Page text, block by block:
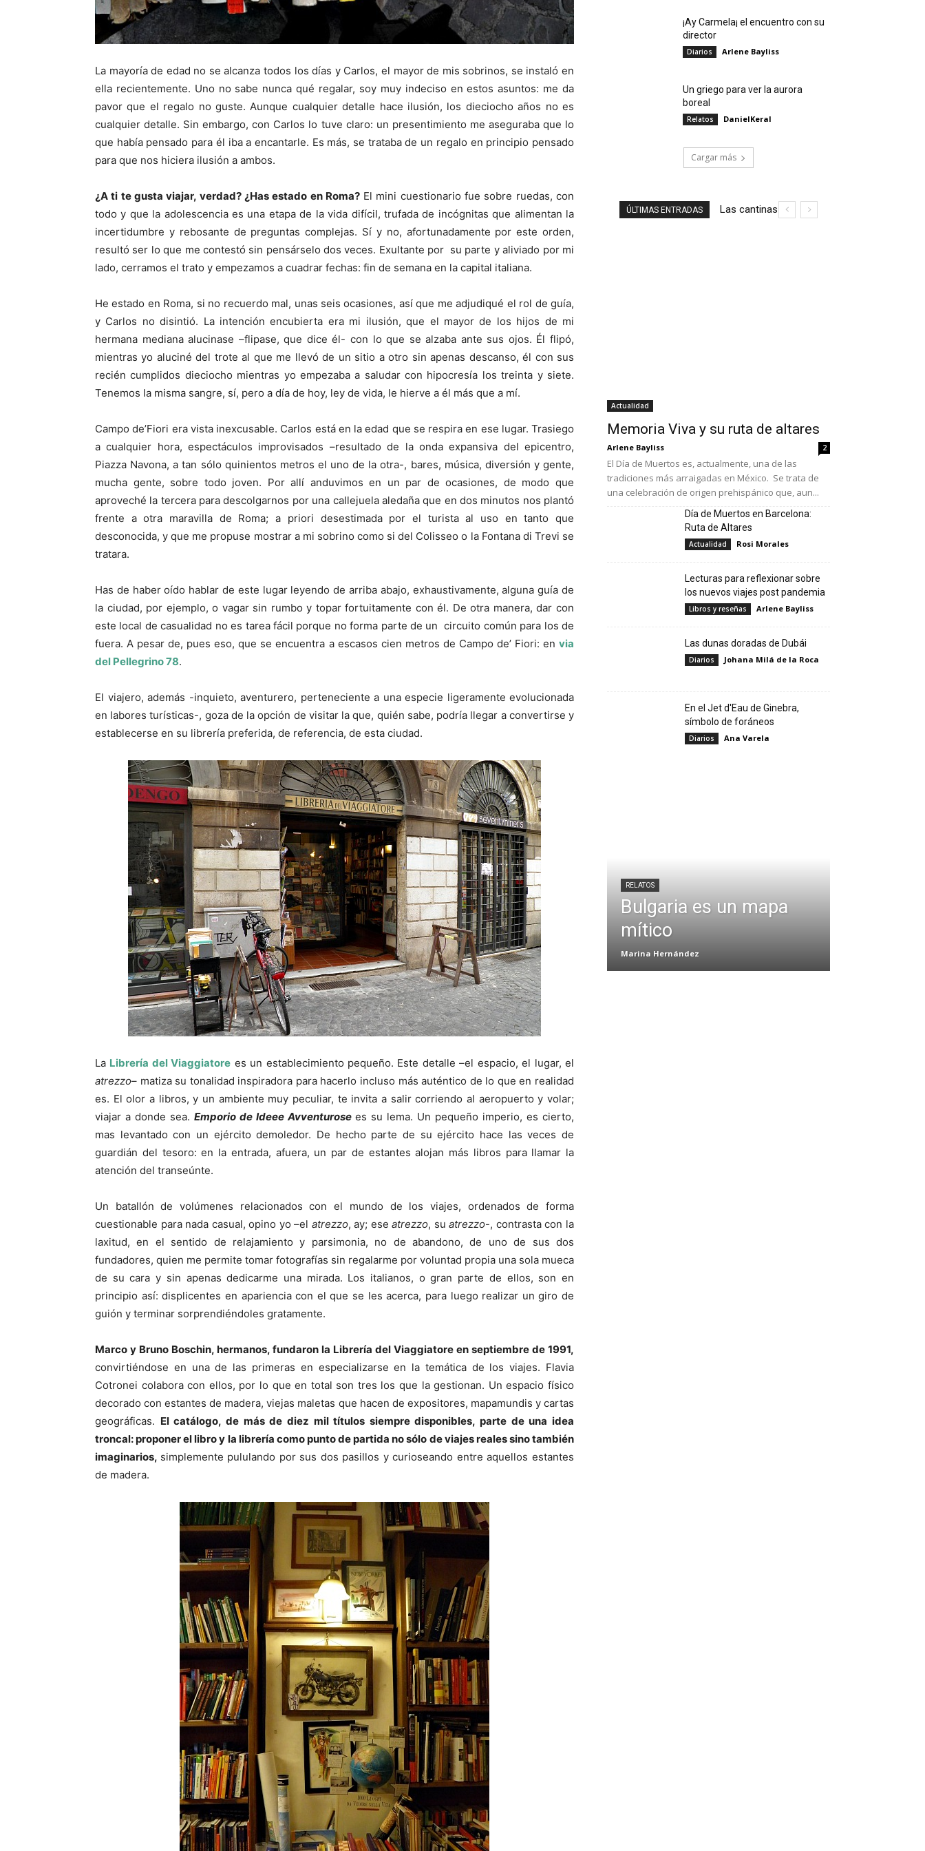
La mayoría de edad no se alcanza todos los días y Carlos, el mayor de mis sobrinos, se instaló en
ella recientemente. Uno no sabe nunca qué regalar, soy muy indeciso en estos asuntos: me da
pavor que el regalo no guste. Aunque cualquier detalle hace ilusión, los dieciocho años no es
cualquier detalle. Sin embargo, con Carlos lo tuve claro: un presentimiento me aseguraba que lo
que había pensado para él iba a encantarle. Es más, se trataba de un regalo en principio pensado
para que nos hiciera ilusión a ambos.
¿A ti te gusta viajar, verdad? ¿Has estado en Roma?El mini cuestionario fue sobre ruedas, con
todo y que la adolescencia es una etapa de la vida difícil, trufada de incógnitas que alimentan la
incertidumbre y rebosante de preguntas complejas. Sí y no, afortunadamente por este orden,
resultó ser lo que me contestó sin pensárselo dos veces. Exultante por su parte y aliviado por mi
lado, cerramos el trato y empezamos a cuadrar fechas: fin de semana en la capital italiana.
He estado en Roma, si no recuerdo mal, unas seis ocasiones, así que me adjudiqué el rol de guía,
y Carlos no disintió. La intención encubierta era mi ilusión, que el mayor de los hijos de mi
hermana mediana alucinase –flipase, que dice él- con lo que se alzaba ante sus ojos. Él flipó,
mientras yo aluciné del trote al que me llevó de un sitio a otro sin apenas descanso, él con sus
recién cumplidos dieciocho mientras yo empezaba a saludar con hipocresía los treinta y siete.
Tenemos la misma sangre, sí, pero a día de hoy, ley de vida, le hierve a él más que a mí.
Campo de’Fiori era vista inexcusable. Carlos está en la edad que se respira en ese lugar. Trasiego
a cualquier hora, espectáculos improvisados –resultado de la onda expansiva del epicentro,
Piazza Navona, a tan sólo quinientos metros el uno de la otra-, bares, música, diversión y gente,
mucha gente, sobre todo joven. Por allí anduvimos en un par de ocasiones, de modo que
aproveché la tercera para descolgarnos por una callejuela aledaña que en dos minutos nos plantó
frente a otra maravilla de Roma; a priori desestimada por el turista al uso en tanto que
desconocida, y que me propuse mostrar a mi sobrino como si del Colisseo o la Fontana di Trevi se
tratara.
Has de haber oído hablar de este lugar leyendo de arriba abajo, exhaustivamente, alguna guía de
la ciudad, por ejemplo, o vagar sin rumbo y topar fortuitamente con él. De otra manera, dar con
este local de casualidad no es tarea fácil porque no forma parte de un circuito común para los de
fuera. A pesar de, pues eso, que se encuentra a escasos cien metros de Campo de’ Fiori: en via
del Pellegrino 78.
El viajero, además -inquieto, aventurero, perteneciente a una especie ligeramente evolucionada
en labores turísticas-, goza de la opción de visitar la que, quién sabe, podría llegar a convertirse y
establecerse en su librería preferida, de referencia, de esta ciudad.
La Librería del Viaggiatore es un establecimiento pequeño. Este detalle –el espacio, el lugar, el
atrezzo– matiza su tonalidad inspiradora para hacerlo incluso más auténtico de lo que en realidad
es. El olor a libros, y un ambiente muy peculiar, te invita a salir corriendo al aeropuerto y volar;
viajar a donde sea. Emporio de Ideee Avventurose es su lema. Un pequeño imperio, es cierto,
mas levantado con un ejército demoledor. De hecho parte de su ejército hace las veces de
guardián del tesoro: en la entrada, afuera, un par de estantes alojan más libros para llamar la
atención del transeúnte.
Un batallón de volúmenes relacionados con el mundo de los viajes, ordenados de forma
cuestionable para nada casual, opino yo –el atrezzo, ay; eseatrezzo, suatrezzo-, contrasta con la
laxitud, en el sentido de relajamiento y parsimonia, no de abandono, de uno de sus dos
fundadores, quien me permite tomar fotografías sin regalarme por voluntad propia una sola mueca
de su cara y sin apenas dedicarme una mirada. Los italianos, o gran parte de ellos, son en
principio así: displicentes en apariencia con el que se les acerca, para luego realizar un giro de
guión y terminar sorprendiéndoles gratamente.
Marco y Bruno Boschin, hermanos, fundaron la Librería del Viaggiatore en septiembre de 1991,
convirtiéndose en una de las primeras en especializarse en la temática de los viajes. Flavia
Cotronei colabora con ellos, por lo que en total son tres los que la gestionan. Un espacio físico
decorado con estantes de madera, viejas maletas que hacen de expositores, mapamundis y cartas
geográficas. El catálogo, de más de diez mil títulos siempre disponibles, parte de una idea
troncal: proponer el libro y la librería como punto de partida no sólo de viajes reales sino también
imaginarios, simplemente pululando por sus dos pasillos y curioseando entre aquellos estantes
de madera.
¡Ay Carmela¡ el encuentro con su
director
Diarios Arlene Bayliss
Un griego para ver la aurora
boreal
Relatos DanielKeral
Cargar más
ÚLTIMAS ENTRADAS
Las cantinas
Ruta
Actualidad
Memoria Viva y su ruta de altares
Arlene Bayliss 2
El Día de Muertos es, actualmente, una de las
tradiciones más arraigadas en México. Se trata de
una celebración de origen prehispánico que, aun...
Día de Muertos en Barcelona:
Ruta de Altares
Actualidad Rosi Morales
Lecturas para reflexionar sobre
los nuevos viajes post pandemia
Libros y reseñas Arlene Bayliss
Las dunas doradas de Dubái
Diarios Johana Milá de la Roca
En el Jet d'Eau de Ginebra,
símbolo de foráneos
Diarios Ana Varela
RELATOS
Bulgaria es un mapa
mítico
Marina Hernández